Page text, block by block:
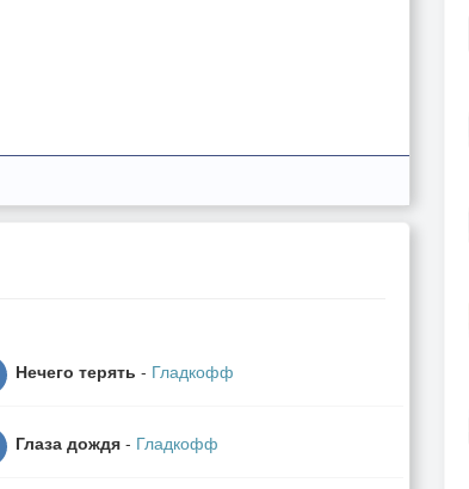
Нечего терять - Гладкофф
Глаза дождя - Гладкофф